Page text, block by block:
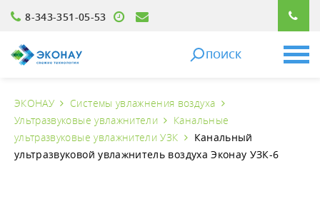
8-343-351-05-53
ПОИСК
ЭКОНАУ
Системы увлажнения воздуха
Ультразвуковые увлажнители
Канальные
ультразвуковые увлажнители УЗК
Канальный
ультразвуковой увлажнитель воздуха Эконау УЗК-6